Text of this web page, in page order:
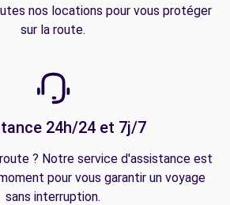
nos locations pour vous protéger
sur la route.
24h/24 et 7j/7
? Notre service d'assistance est
pour vous garantir un voyage
sans interruption.